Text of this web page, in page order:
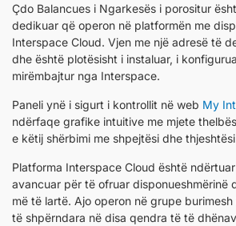
Çdo Balancues i Ngarkesës i porositur
dedikuar që operon në platformën me
Interspace Cloud. Vjen me një adresë të
dhe është plotësisht i instaluar, i
mirëmbajtur nga Interspace.
Paneli ynë i sigurt i kontrollit në web My
ndërfaqe grafike intuitive me mjete
e këtij shërbimi me shpejtësi dhe
Platforma Interspace Cloud është
avancuar për të ofruar disponueshmërinë
më të lartë. Ajo operon në grupe
të shpërndara në disa qendra të të